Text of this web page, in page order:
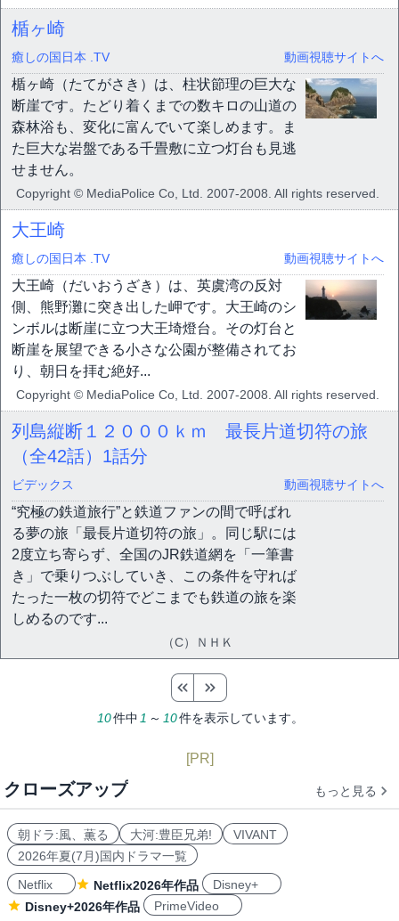
楯ヶ崎
癒しの国日本 .TV 動画視聴サイトへ
楯ヶ崎（たてがさき）は、柱状節理の巨大な
断崖です。たどり着くまでの数キロの山道の
森林浴も、変化に富んでいて楽しめます。ま
た巨大な岩盤である千畳敷に立つ灯台も見逃
せません。
Copyright © MediaPolice Co, Ltd. 2007-2008. All rights reserved.
大王崎
癒しの国日本 .TV 動画視聴サイトへ
大王崎（だいおうざき）は、英虞湾の反対
側、熊野灘に突き出した岬です。大王崎のシ
ンボルは断崖に立つ大王埼燈台。その灯台と
断崖を展望できる小さな公園が整備されてお
り、朝日を拝む絶好...
Copyright © MediaPolice Co, Ltd. 2007-2008. All rights reserved.
列島縦断１２０００ｋｍ 最長片道切符の旅
（全42話） 1話分
ビデックス 動画視聴サイトへ
“究極の鉄道旅行”と鉄道ファンの間で呼ばれ
る夢の旅「最長片道切符の旅」。同じ駅には
2度立ち寄らず、全国のJR鉄道網を「一筆書
き」で乗りつぶしていき、この条件を守れば
たった一枚の切符でどこまでも鉄道の旅を楽
しめるのです...
（C）ＮＨＫ
10件中 1 ～ 10件を表示しています。
[PR]
クローズアップ もっと見る
朝ドラ:風、薫る 大河:豊臣兄弟!
VIVANT
2026年夏(7月)国内ドラマ一覧
Netflix
Netflix2026年作品
Disney+
Disney+2026年作品
PrimeVideo